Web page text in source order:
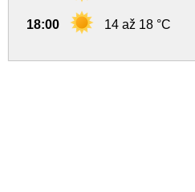
18:00 14 až 18 °C